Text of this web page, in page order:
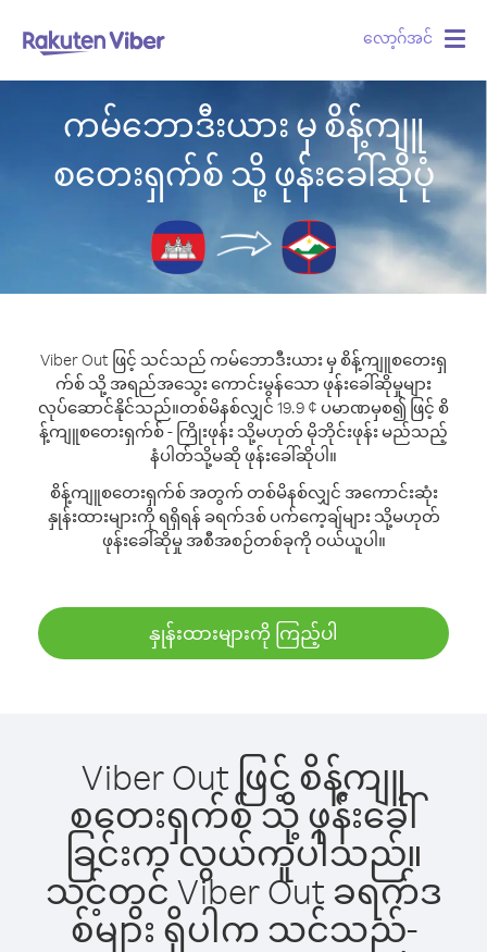
လော့ဂ်အင်
ကမ်ဘောဒီးယား မှ စိန့်ကျူ
စတေးရှက်စ် သို့ ဖုန်းခေါ်ဆိုပုံ
Viber Out ဖြင့် သင်သည် ကမ်ဘောဒီးယား မှ စိန့်ကျူစတေးရှ
က်စ် သို့ အရည်အသွေး ကောင်းမွန်သော ဖုန်းခေါ်ဆိုမှုများ
လုပ်ဆောင်နိုင်သည်။တစ်မိနစ်လျှင် 19.9 ¢ ပမာဏမှစ၍ ဖြင့် စိ
န့်ကျူစတေးရှက်စ် - ကြိုးဖုန်း သို့မဟုတ် မိုဘိုင်းဖုန်း မည်သည့်
နံပါတ်သို့မဆို ဖုန်းခေါ်ဆိုပါ။
စိန့်ကျူစတေးရှက်စ် အတွက် တစ်မိနစ်လျှင် အကောင်းဆုံး
နှုန်းထားများကို ရရှိရန် ခရက်ဒစ် ပက်ကေ့ချ်များ သို့မဟုတ်
ဖုန်းခေါ်ဆိုမှု အစီအစဉ်တစ်ခုကို ဝယ်ယူပါ။
နှုန်းထားများကို ကြည့်ပါ
Viber Out ဖြင့် စိန့်ကျူ
စတေးရှက်စ် သို့ ဖုန်းခေါ်
ခြင်းက လွယ်ကူပါသည်။
သင့်တွင် Viber Out ခရက်ဒ
စ်များ ရှိပါက သင်သည်-